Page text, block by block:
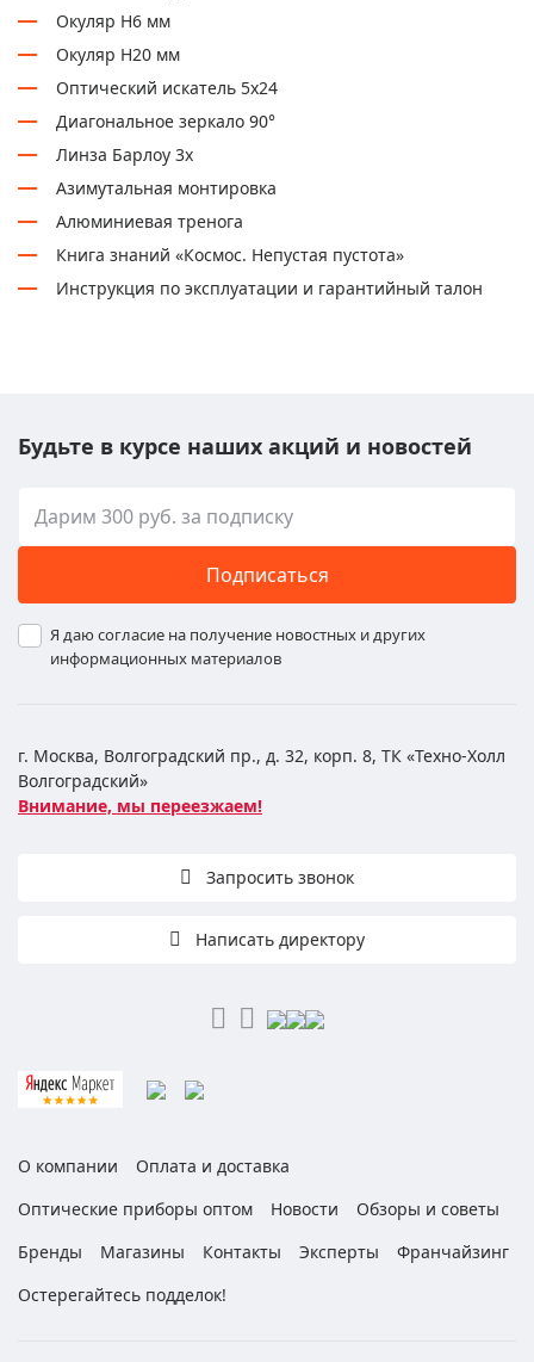
Окуляр H6 мм
Окуляр H20 мм
Оптический искатель 5х24
Диагональное зеркало 90°
Линза Барлоу 3х
Азимутальная монтировка
Алюминиевая тренога
Книга знаний «Космос. Непустая пустота»
Инструкция по эксплуатации и гарантийный талон
Будьте в курсе наших акций и новостей
Подписаться
Я даю согласие на получение новостных и других
информационных материалов
г. Москва, Волгоградский пр., д. 32, корп. 8, ТК «Техно-Холл
Волгоградский»
Внимание, мы переезжаем!
Запросить звонок
Написать директору
О компании
Оплата и доставка
Оптические приборы оптом
Новости
Обзоры и советы
Бренды
Магазины Контакты Эксперты
Франчайзинг
Остерегайтесь подделок!